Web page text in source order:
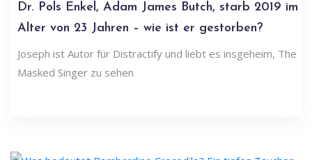
Dr. Pols Enkel, Adam James Butch, starb 2019 im
Alter von 23 Jahren – wie ist er gestorben?
Joseph ist Autor für Distractify und liebt es insgeheim, The
Masked Singer zu sehen